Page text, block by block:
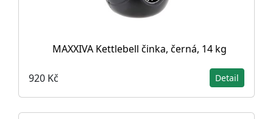
MAXXIVA Kettlebell činka, černá, 14 kg
920 Kč Detail